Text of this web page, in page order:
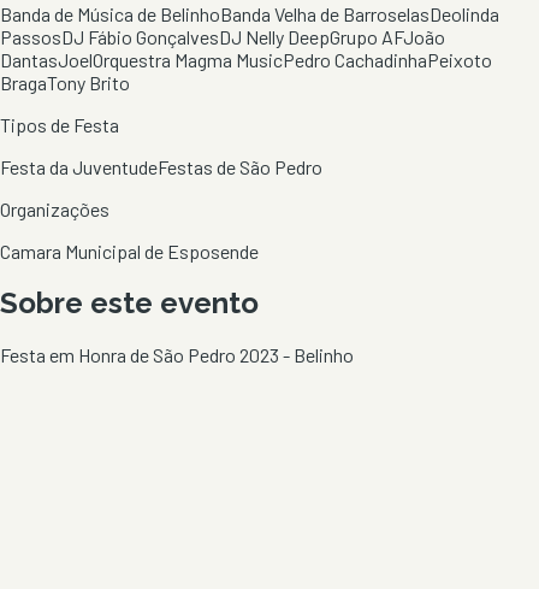
Banda de Música de BelinhoBanda Velha de BarroselasDeolinda
PassosDJ Fábio GonçalvesDJ Nelly DeepGrupo AFJoão
DantasJoelOrquestra Magma MusicPedro CachadinhaPeixoto
BragaTony Brito
Tipos de Festa
Festa da JuventudeFestas de São Pedro
Organizações
Camara Municipal de Esposende
Sobre este evento
Festa em Honra de São Pedro 2023 - Belinho